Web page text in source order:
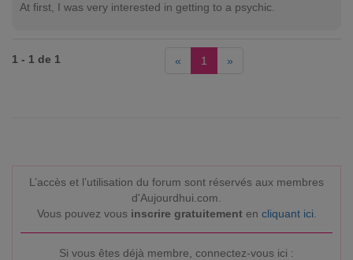
At first, I was very interested in getting to a psychic.
1 - 1 de 1 « 1 »
L’accès et l’utilisation du forum sont réservés aux membres
d'Aujourdhui.com.
Vous pouvez vous inscrire gratuitementen cliquant ici
Si vous êtes déjà membre, connectez-vous ici :